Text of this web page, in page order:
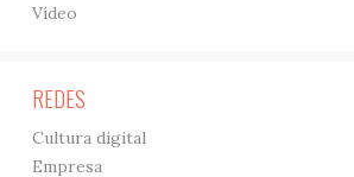
Vídeo
REDES
Cultura digital
Empresa